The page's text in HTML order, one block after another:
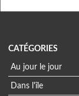
CATÉGORIES
Au jour le jour
Dans l'île